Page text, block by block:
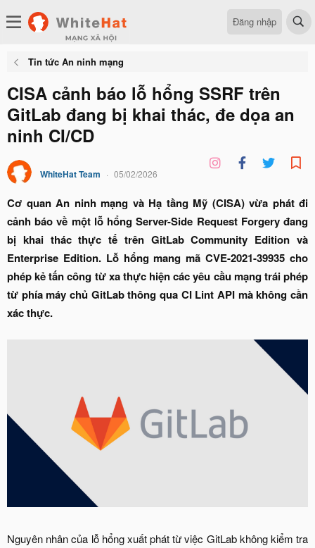
Đăng nhập
Tin tức An ninh mạng
CISA cảnh báo lỗ hổng SSRF trên
GitLab đang bị khai thác, đe dọa an
ninh CI/CD
WhiteHat Team 05/02/2026
Cơ quan An ninh mạng và Hạ tầng Mỹ (CISA) vừa phát đi
cảnh báo về một lỗ hổng Server-Side Request Forgery đang
bị khai thác thực tế trên GitLab Community Edition và
Enterprise Edition. Lỗ hổng mang mã CVE-2021-39935 cho
phép kẻ tấn công từ xa thực hiện các yêu cầu mạng trái phép
từ phía máy chủ GitLab thông qua CI Lint API mà không cần
xác thực.
Nguyên nhân của lỗ hổng xuất phát từ việc GitLab không kiểm tra